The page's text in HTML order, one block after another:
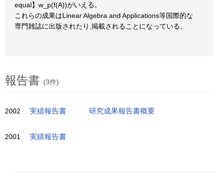
equal】w_p(f(A))がいえる。
これらの成果はLinear Algebra and Applications等国際的な
専門雑誌に出版されたり,掲載されることになっている。
報告書 (3件)
2002 実績報告書 研究成果報告書概要
2001 実績報告書